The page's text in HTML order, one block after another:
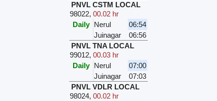
PNVL CSTM LOCAL
98022,00.02 hr
Daily Nerul
06:54
Juinagar
06:56
PNVL TNA LOCAL
99012,00.03 hr
Daily Nerul
07:00
Juinagar
07:03
PNVL VDLR LOCAL
98024,00.02 hr